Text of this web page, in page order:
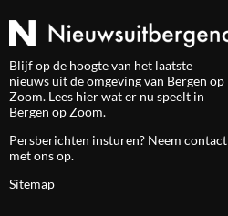
Blijf op de hoogte van het laatste
nieuws uit de omgeving van Bergen op
Zoom. Lees hier wat er nu speelt in
Bergen op Zoom.
Persberichten insturen? Neem contact
met ons op.
Sitemap